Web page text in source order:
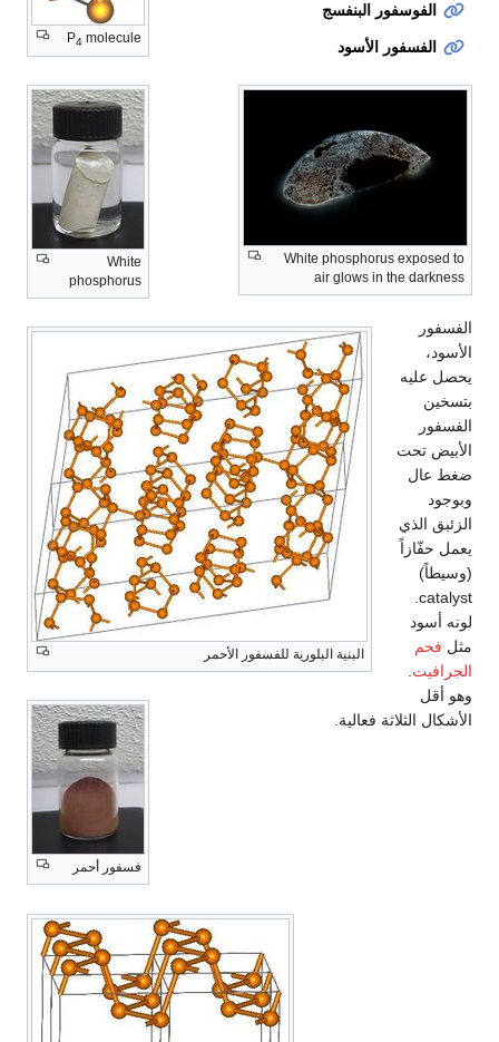
P4 molecule
White
phosphorus
White phosphorus exposed to
air glows in the darkness
البنية البلورية للفسفور الأحمر
فسفور أحمر
الفوسفور البنفسج
الفسفور الأسود
الفسفور
الأسود،
يحصل عليه
بتسخين
الفسفور
الأبيض تحت
ضغط عال
وبوجود
الزئبق الذي
يعمل حفّازاً
(وسيطاً)
catalyst.
لونه أسود
مثل فحم
الجرافيت.
وهو أقل
الأشكال الثلاثة فعالية.